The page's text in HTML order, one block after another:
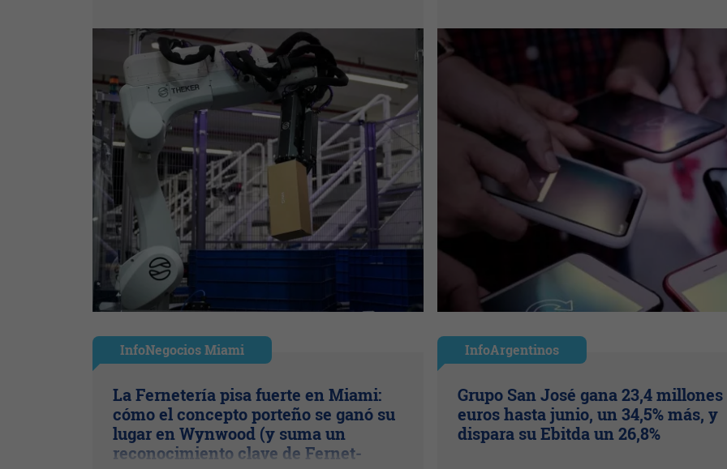
InfoNegocios Miami
La Fernetería pisa fuerte en Miami:
cómo el concepto porteño se ganó su
lugar en Wynwood (y suma un
reconocimiento clave de Fernet-
InfoArgentinos
Grupo San José gana 23,4 millones
euros hasta junio, un 34,5% más, y
dispara su Ebitda un 26,8%